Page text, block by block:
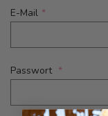
E-Mail
Passwort